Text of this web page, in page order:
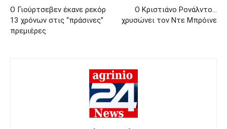
Ο Γιούρτσεβεν έκανε ρεκόρ
13 χρόνων στις “πράσινες”
πρεμιέρες
Ο Κριστιάνο Ρονάλντο…
χρυσώνει τον Ντε Μπρόινε